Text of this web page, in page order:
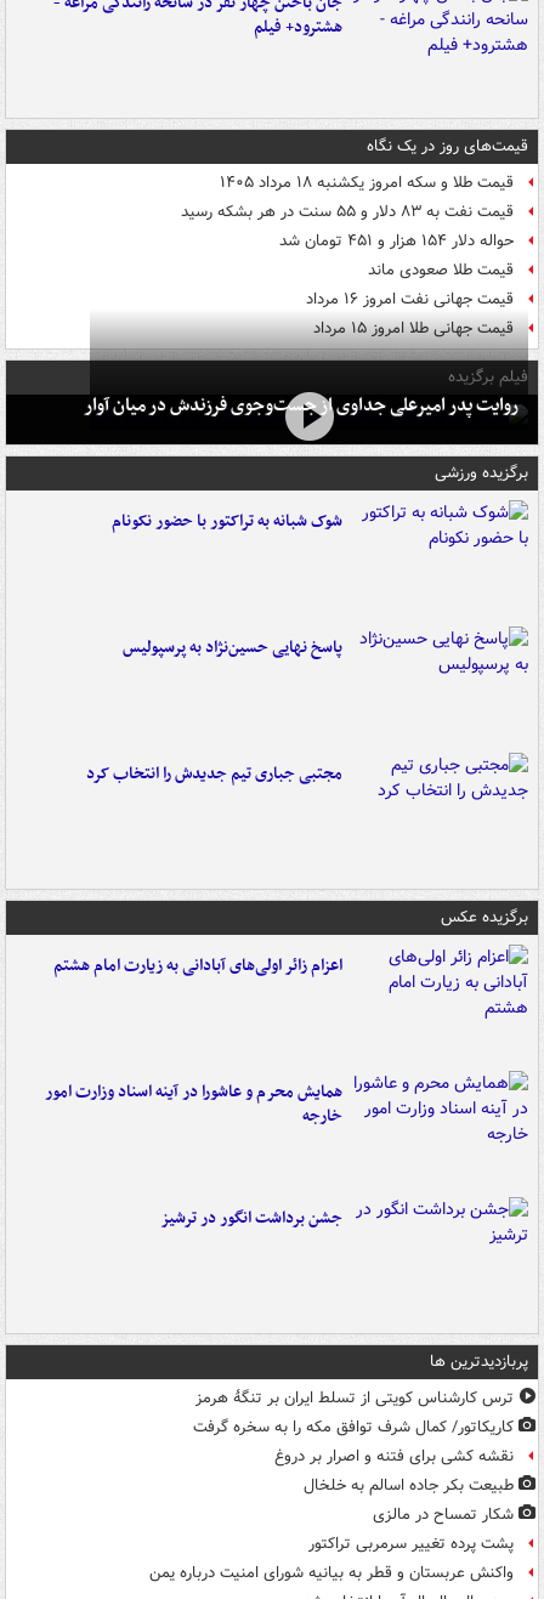
هشترود+ فیلم
قیمت‌های روز در یک نگاه
قیمت طلا و سکه امروز یکشنبه ۱۸ مرداد ۱۴۰۵
قیمت نفت به ۸۳ دلار و ۵۵ سنت در هر بشکه رسید
حواله دلار ۱۵۴ هزار و ۴۵۱ تومان شد
قیمت طلا صعودی ماند
قیمت جهانی نفت امروز ۱۶ مرداد
قیمت جهانی طلا امروز ۱۵ مرداد
فیلم برگزیده
روایت پدر امیرعلی جداوی از جست‌وجوی فرزندش در میان آوار
برگزیده ورزشی
شوک شبانه به تراکتور با حضور نکونام
پاسخ نهایی حسین‌نژاد به پرسپولیس
مجتبی جباری تیم جدیدش را انتخاب کرد
برگزیده عکس
اعزام زائر اولی‌های آبادانی به زیارت امام هشتم
همایش محرم و عاشورا در آینه اسناد وزارت امور
خارجه
جشن برداشت انگور در ترشیز
پربازدیدترین ها
ترس کارشناس کویتی از تسلط ایران بر تنگۀ هرمز
کاریکاتور/ کمال شرف توافق مکه را به سخره گرفت
نقشه کشی برای فتنه و اصرار بر دروغ
طبیعت بکر جاده اسالم به خلخال
شکار تمساح در مالزی
پشت پرده تغییر سرمربی تراکتور
واکنش عربستان و قطر به بیانیه شورای امنیت درباره یمن